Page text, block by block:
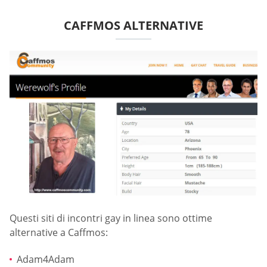
CAFFMOS ALTERNATIVE
Questi siti di incontri gay in linea sono ottime
alternative a Caffmos:
Adam4Adam